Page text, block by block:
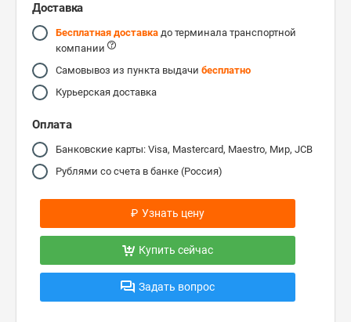
Доставка
Бесплатная доставка до терминала транспортной
компании
Самовывоз из пункта выдачи бесплатно
Курьерская доставка
Оплата
Банковские карты: Visa, Mastercard, Maestro, Мир, JCB
Рублями со счета в банке (Россия)
₽ Узнать цену
Купить сейчас
Задать вопрос